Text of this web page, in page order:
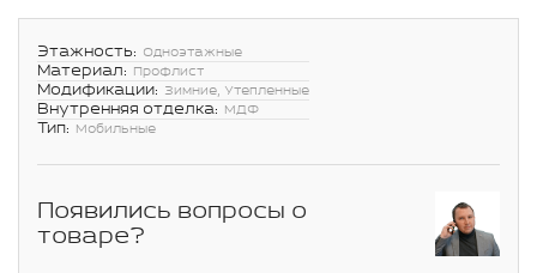
Этажность: Одноэтажные
Материал: Профлист
Модификации: Зимние, Утепленные
Внутренняя отделка: МДФ
Тип: Мобильные
Появились вопросы о
товаре?